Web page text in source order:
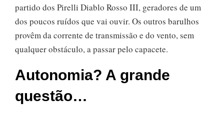
partido dos Pirelli Diablo Rosso III, geradores de um
dos poucos ruídos que vai ouvir. Os outros barulhos
provêm da corrente de transmissão e do vento, sem
qualquer obstáculo, a passar pelo capacete.
Autonomia? A grande
questão…